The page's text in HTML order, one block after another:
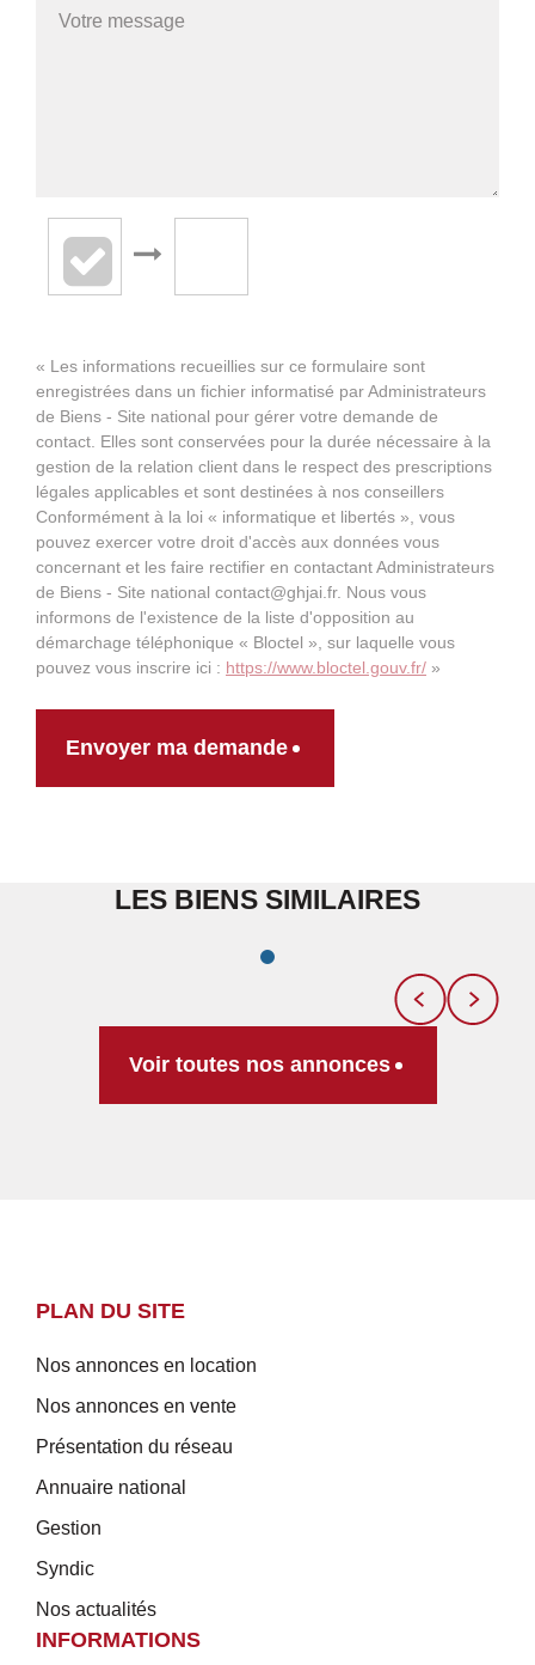
« Les informations recueillies sur ce formulaire sont
enregistrées dans un fichier informatisé par Administrateurs
de Biens - Site national pour gérer votre demande de
contact. Elles sont conservées pour la durée nécessaire à la
gestion de la relation client dans le respect des prescriptions
légales applicables et sont destinées à nos conseillers
Conformément à la loi « informatique et libertés », vous
pouvez exercer votre droit d'accès aux données vous
concernant et les faire rectifier en contactant Administrateurs
de Biens - Site national contact@ghjai.fr. Nous vous
informons de l'existence de la liste d'opposition au
démarchage téléphonique « Bloctel », sur laquelle vous
pouvez vous inscrire ici : https://www.bloctel.gouv.fr/ »
Envoyer ma demande
LES BIENS SIMILAIRES
Voir toutes nos annonces
PLAN DU SITE
Nos annonces en location
Nos annonces en vente
Présentation du réseau
Annuaire national
Gestion
Syndic
Nos actualités
INFORMATIONS